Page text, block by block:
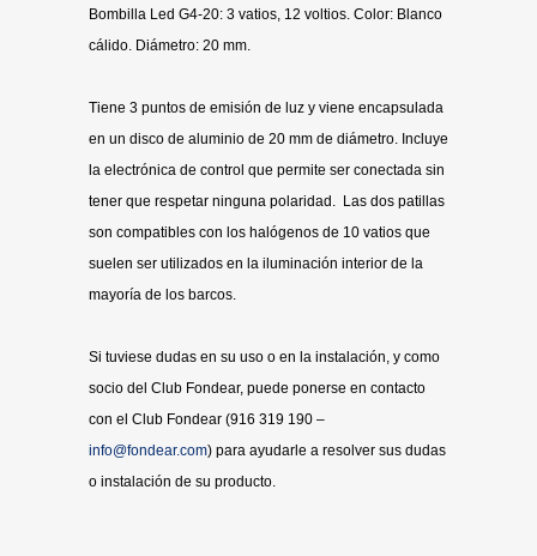
Bombilla Led G4-20: 3 vatios, 12 voltios. Color: Blanco
cálido. Diámetro: 20 mm.
Tiene 3 puntos de emisión de luz y viene encapsulada
en un disco de aluminio de 20 mm de diámetro. Incluye
la electrónica de control que permite ser conectada sin
tener que respetar ninguna polaridad. Las dos patillas
son compatibles con los halógenos de 10 vatios que
suelen ser utilizados en la iluminación interior de la
mayoría de los barcos.
Si tuviese dudas en su uso o en la instalación, y como
socio del Club Fondear, puede ponerse en contacto
con el Club Fondear (916 319 190 –
info@fondear.com) para ayudarle a resolver sus dudas
o instalación de su producto.